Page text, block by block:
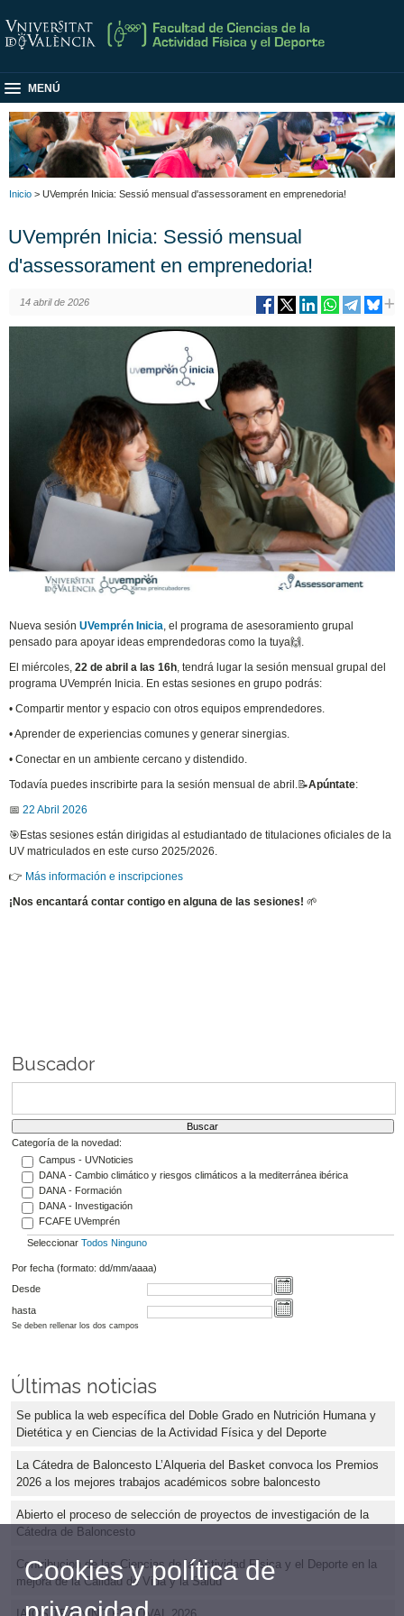
MENÚ
Inicio > UVemprén Inicia: Sessió mensual d'assessorament en emprenedoria!
UVemprén Inicia: Sessió mensual
d'assessorament en emprenedoria!
14 abril de 2026
Nueva sesiónUVemprén Inicia, el programa de asesoramiento grupal
pensado para apoyar ideas emprendedoras como la tuya🙌.
El miércoles,22 de abril a las 16h, tendrá lugar la sesión mensual grupal del
programa UVemprén Inicia. En estas sesiones en grupo podrás:
• Compartir mentor y espacio con otros equipos emprendedores.
• Aprender de experiencias comunes y generar sinergias.
• Conectar en un ambiente cercano y distendido.
Todavía puedes inscribirte para la sesión mensual de abril.📝Apúntate:
📅22 Abril 2026
🎯Estas sesiones están dirigidas al estudiantado de titulaciones oficiales de la
UV matriculados en este curso 2025/2026.
👉 Más información e inscripciones
¡Nos encantará contar contigo en alguna de las sesiones!🌱
Buscador
Categoría de la novedad:
Campus - UVNoticies
DANA - Cambio climático y riesgos climáticos a la mediterránea ibérica
DANA - Formación
DANA - Investigación
FCAFE UVemprén
Seleccionar Todos Ninguno
Por fecha (formato: dd/mm/aaaa)
Desde
hasta
Se deben rellenar los dos campos
Últimas noticias
Se publica la web específica del Doble Grado en Nutrición Humana y
Dietética y en Ciencias de la Actividad Física y del Deporte
La Cátedra de Baloncesto L’Alqueria del Basket convoca los Premios
2026 a los mejores trabajos académicos sobre baloncesto
Abierto el proceso de selección de proyectos de investigación de la
Cátedra de Baloncesto
Contribucion de las Ciencias de la Actividad Física y el Deporte en la
mejora de la Calidad de Vida y la Salud
Cookies y política de